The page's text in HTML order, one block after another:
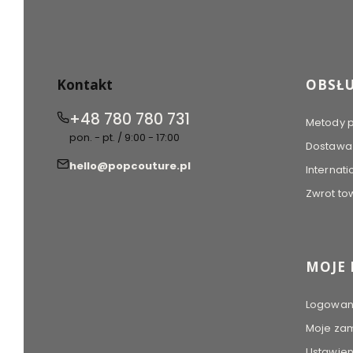
Kontakt
+48 780 780 731
pon. - pt. / 9:00 - 17:00
hello@popcouture.pl
Linki
Metody
Dostawa
Zwrot
MOJE
Moje